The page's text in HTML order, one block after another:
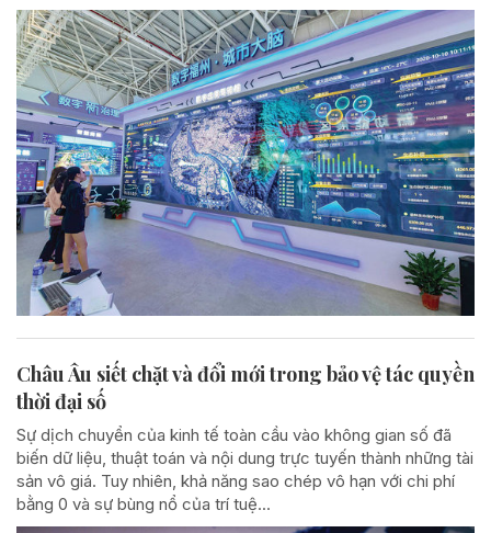
Châu Âu siết chặt và đổi mới trong bảo vệ tác quyền
thời đại số
Sự dịch chuyển của kinh tế toàn cầu vào không gian số đã
biến dữ liệu, thuật toán và nội dung trực tuyến thành những tài
sản vô giá. Tuy nhiên, khả năng sao chép vô hạn với chi phí
bằng 0 và sự bùng nổ của trí tuệ...